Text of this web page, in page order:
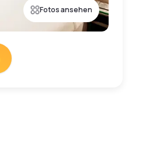
Fotos ansehen